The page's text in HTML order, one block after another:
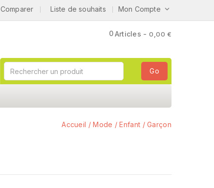
Mon Compte 
Comparer Liste de souhaits
0Articles - 0,00 €
Go
Accueil Mode Enfant Garçon